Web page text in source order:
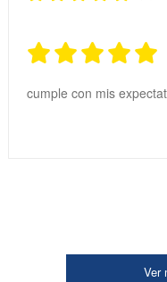
cumple con mis
Ver